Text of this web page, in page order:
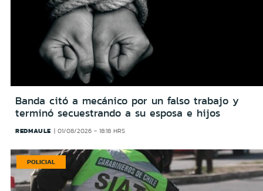
Banda citó a mecánico por un falso trabajo y
terminó secuestrando a su esposa e hijos
REDMAULE 01/08/2026 - 18:18 HRS
POLICIAL